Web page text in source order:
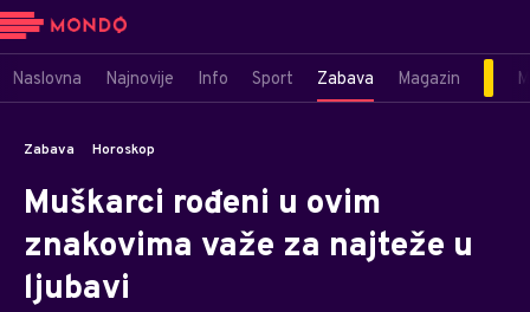
Naslovna Najnovije Info Sport Zabava Magazin
Zabava Horoskop
Muškarci rođeni u ovim
znakovima važe za najteže u
ljubavi